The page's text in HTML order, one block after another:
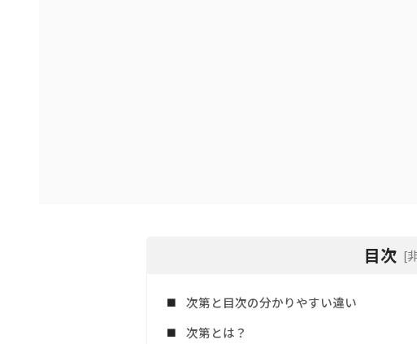
目次 [
次第と目次の分かりやすい違い
次第とは？